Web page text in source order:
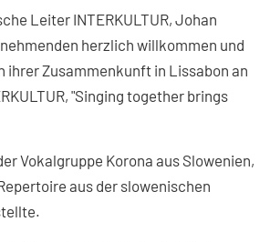
Leiter INTERKULTUR, Johan
herzlich willkommen und
ihrer Zusammenkunft in Lissabon an
"Singing together brings
Vokalgruppe Korona aus Slowenien,
aus der slowenischen